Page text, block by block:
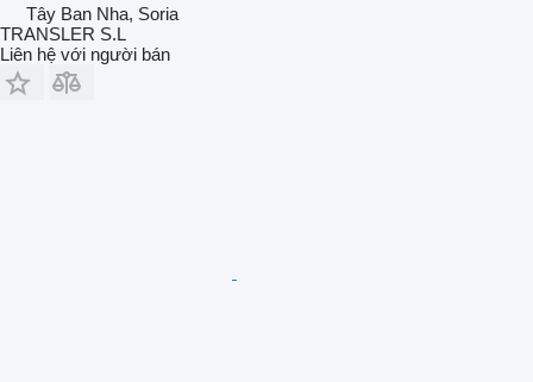
Tây Ban Nha, Soria
TRANSLER S.L
Liên hệ với người bán